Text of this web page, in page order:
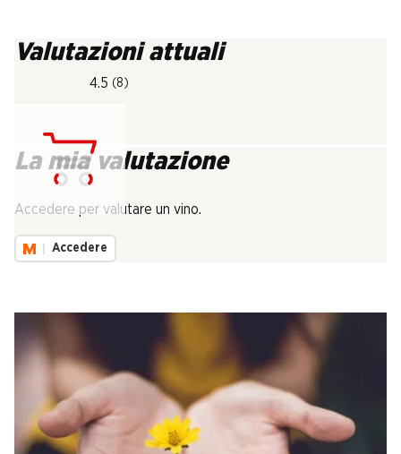
Valutazioni attuali
4.5 (8)
La mia valutazione
Accedere per valutare un vino.
Accedere